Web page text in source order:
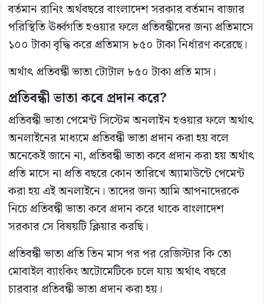
বর্তমান রানিং অর্থবছরে বাংলাদেশ সরকার বর্তমান বাজার
পরিস্থিতি ঊর্ধ্বগতি হওয়ার ফলে প্রতিবন্ধীদের জন্য প্রতিমাসে
১০০ টাকা বৃদ্ধি করে প্রতিমাস ৮৫০ টাকা নির্ধারণ করেছে।
অর্থাৎ প্রতিবন্ধী ভাতা টোটাল ৮৫০ টাকা প্রতি মাস।
প্রতিবন্ধীভাতাকবেপ্রদানকরে?
প্রতিবন্ধী ভাতা পেমেন্ট সিস্টেম অনলাইন হওয়ার ফলে অর্থাৎ
অনলাইনের মাধ্যমে প্রতিবন্ধী ভাতা প্রদান করা হয় বলে
অনেকেই জানে না, প্রতিবন্ধী ভাতা কবে প্রদান করা হয় অর্থাৎ
প্রতি মাসে না প্রতি বছরে কোন তারিখে অ্যামাউন্টে পেমেন্ট
করা হয় এই অনলাইনে। তাদের জন্য আমি আপনাদেরকে
নিচে প্রতিবন্ধী ভাতা কবে প্রদান করে থাকে বাংলাদেশ
সরকার সে বিষয়টি ক্লিয়ার করছি।
প্রতিবন্ধী ভাতা প্রতি তিন মাস পর পর রেজিস্টার কি তো
মোবাইল ব্যাংকিং অটোমেটিকে চলে যায় অর্থাৎ বছরে
চারবার প্রতিবন্ধী ভাতা প্রদান করা হয়।